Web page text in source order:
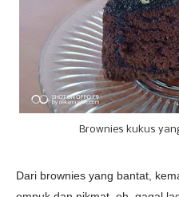
Brownies kukus
Dari brownies yang bantat,